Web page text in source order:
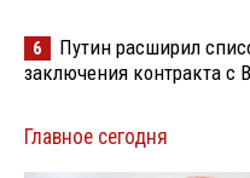
6
Путин расширил
заключения контракта с
Главное сегодня